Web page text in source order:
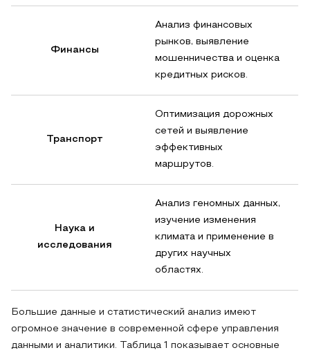
Финансы
Анализ финансовых
рынков, выявление
мошенничества и оценка
кредитных рисков.
Транспорт
Оптимизация дорожных
сетей и выявление
эффективных
маршрутов.
Наука и
исследования
Анализ геномных данных,
изучение изменения
климата и применение в
других научных
областях.
Большие данные и статистический анализ имеют
огромное значение в современной сфере управления
данными и аналитики. Таблица 1 показывает основные